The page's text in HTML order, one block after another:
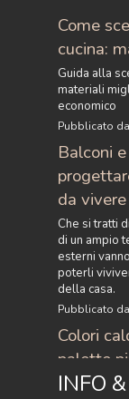
INFO
Come
cucina:
Guida alla
materiali
economico
Pubblicato
Balconi
da
Che si tratti
di un ampio
esterni
poterli
della casa.
Pubblicato
Colori
palette
casa